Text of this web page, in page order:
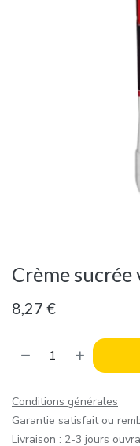
Crème sucrée
8,27 €
Conditions générales
Garantie satisfait ou
Livraison : 2-3 jours